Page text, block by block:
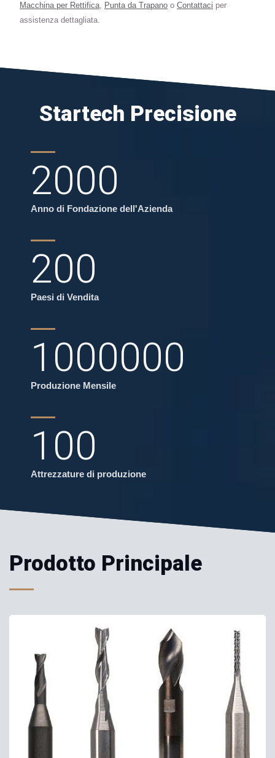
Macchina per Rettifica, Punta da Trapano o Contattaci per
assistenza dettagliata.
Startech Precisione
2000
Anno di Fondazione dell'Azienda
200
Paesi di Vendita
1000000
Produzione Mensile
100
Attrezzature di produzione
Prodotto Principale